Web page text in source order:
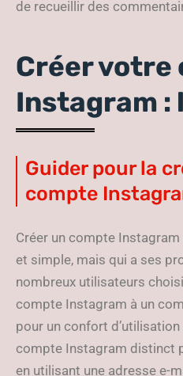
de recueillir des
Créer votre
Instagram :
Guider pour la
compte
Créer un compte
et simple, mais qui a ses
nombreux utilisateurs
compte Instagram à un
pour un confort
compte Instagram distinct
en utilisant une adresse e-